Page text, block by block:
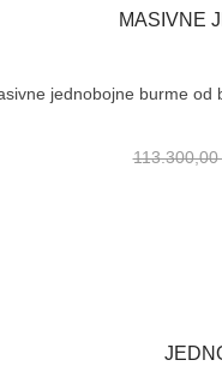
MASIVNE
jednobojne burme od
113.300,00